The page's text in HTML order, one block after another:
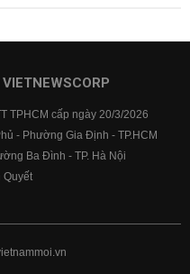
TPHCM cấp ngày 20/3/2026
- Phường Gia Định - TP.HCM
Ba Đình - TP. Hà Nội
Quyết